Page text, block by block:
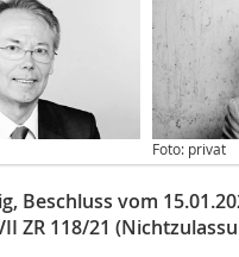
Foto: privat
Beschluss vom
ZR 118/21